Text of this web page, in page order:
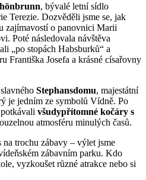
, bývalé letní sídlo
Terezie. Dozvěděli jsme se, jak
zajímavostí o panovnici Marii
Poté následovala návštěva
„po stopách Habsburků“ a
Františka Josefa a krásné císařovny
Stephansdomu, majestátní
je jedním ze symbolů Vídně. Po
všudypřítomné kočáry s
atmosféru minulých časů.
trochu zábavy – výlet jsme
zábavním parku. Kdo
vyzkoušet různé atrakce nebo si